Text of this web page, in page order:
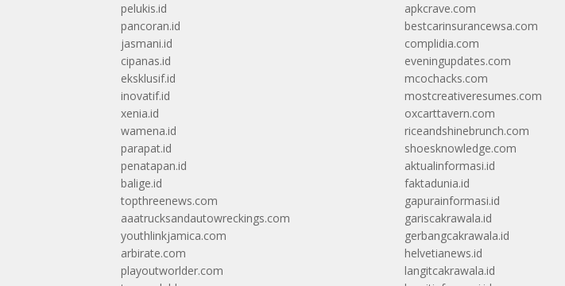
pelukis.id
pancoran.id
jasmani.id
cipanas.id
eksklusif.id
inovatif.id
xenia.id
wamena.id
parapat.id
penatapan.id
balige.id
topthreenews.com
aaatrucksandautowreckings.com
youthlinkjamica.com
arbirate.com
playoutworlder.com
apkcrave.com
bestcarinsurancewsa.com
complidia.com
eveningupdates.com
mcochacks.com
mostcreativeresumes.com
oxcarttavern.com
riceandshinebrunch.com
shoesknowledge.com
aktualinformasi.id
faktadunia.id
gapurainformasi.id
gariscakrawala.id
gerbangcakrawala.id
helvetianews.id
langitcakrawala.id